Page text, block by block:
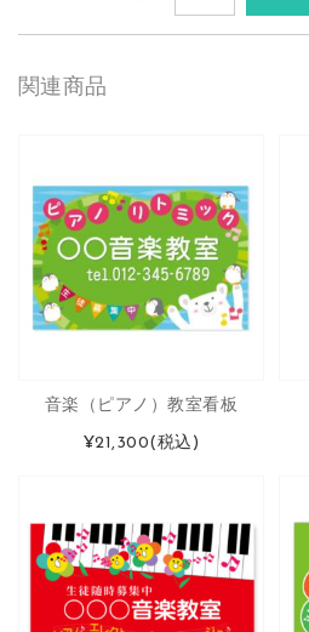
関連商品
音楽（ピアノ）教室看板
¥21,300(税込)